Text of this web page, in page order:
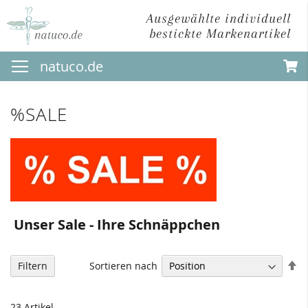
Ausgewählte individuell
bestickte Markenartikel
Direkt
zum
Inhalt
natuco.de
%SALE
Unser Sale - Ihre Schnäppchen
Sortieren nach
Filtern